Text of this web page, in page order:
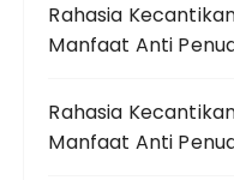
Rahasia
Manfaat Anti
Rahasia
Manfaat Anti